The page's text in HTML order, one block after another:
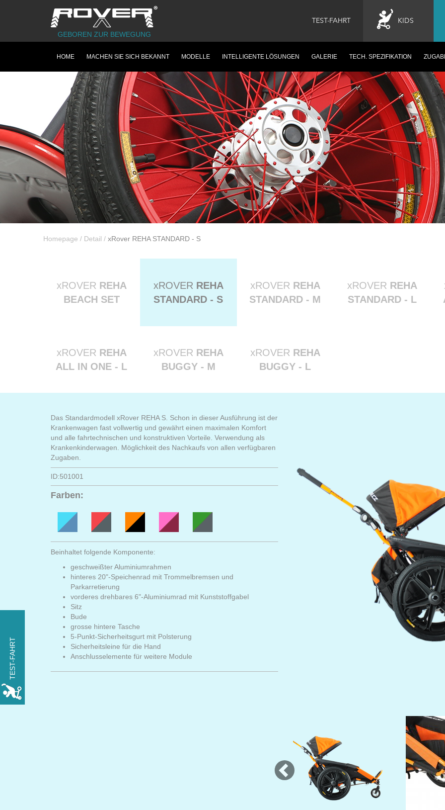
GEBOREN ZUR BEWEGUNG
TEST-FAHRT KIDS
HOME MACHEN SIE SICH BEKANNT MODELLE INTELLIGENTE LÖSUNGEN GALERIE TECH. SPEZIFIKATION
Homepage / Detail / xRover REHA STANDARD - S
xROVER REHA
BEACH SET
xROVER REHA
STANDARD - S
xROVER REHA
STANDARD - M
xROVER REHA
STANDARD - L
xROVER REHA
ALL IN ONE - L
xROVER REHA
BUGGY - M
xROVER REHA
BUGGY - L
Das Standardmodell xRover REHA S. Schon in dieser Ausführung ist der
Krankenwagen fast vollwertig und gewährt einen maximalen Komfort
und alle fahrtechnischen und konstruktiven Vorteile. Verwendung als
Krankenkinderwagen. Möglichkeit des Nachkaufs von allen verfügbaren
Zugaben.
ID:501001
Farben:
Beinhaltet folgende Komponente:
geschweißter Aluminiumrahmen
hinteres 20"-Speichenrad mit Trommelbremsen und
Parkarretierung
vorderes drehbares 6"-Aluminiumrad mit Kunststoffgabel
Sitz
Bude
grosse hintere Tasche
5-Punkt-Sicherheitsgurt mit Polsterung
Sicherheitsleine für die Hand
Anschlusselemente für weitere Module
TEST-FAHRT
PROBIEREN SIE DEN
xROVER für einem Tag
KOSTENLOS